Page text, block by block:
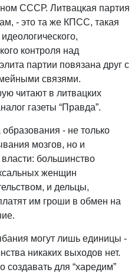
СССР. Литвацкая партия
- это та же КПСС, такая
контроля над
партии повязана друг с
связями.
читают в литвацких
газеты “Правда”.
- не только
мозгов, но и
большинство
женщин
и дельцы,
им гроши в обмен на
могут лишь единицы -
никаких выходов нет.
создавать для “харедим”